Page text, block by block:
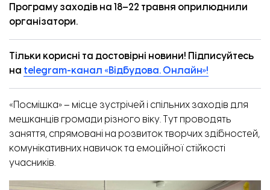
Програму заходів на 18–22 травня оприлюднили
організатори.
Тільки корисні та достовірні новини! Підписуйтесь
на telegram-канал «Відбудова. Онлайн»!
«Посмішка» – місце зустрічей і спільних заходів для
мешканців громади різного віку. Тут проводять
заняття, спрямовані на розвиток творчих здібностей,
комунікативних навичок та емоційної стійкості
учасників.